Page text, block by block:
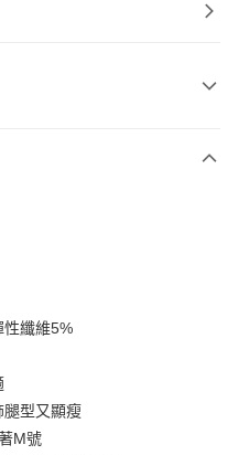
台北富邦商業銀行
華泰商業銀行
遠東國際商業銀行
永豐商業銀行
性纖維5%
腿型又顯瘦
M號